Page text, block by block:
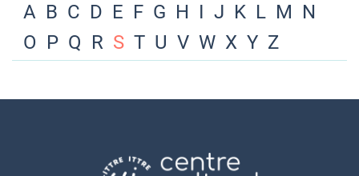
A B C D E F G H I J K L M N
O P Q R S T U V W X Y Z